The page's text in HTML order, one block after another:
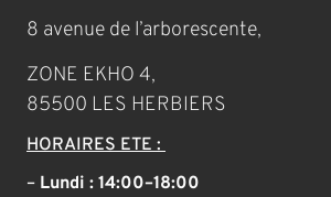
8 avenue de l’arborescente,
ZONE EKHO 4,
85500 LES HERBIERS
HORAIRES ETE :
– Lundi : 14:00–18:00